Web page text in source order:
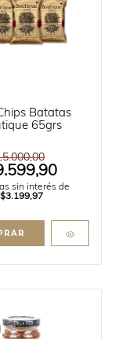
Batatas
65grs
sin interés de
$3.199,97